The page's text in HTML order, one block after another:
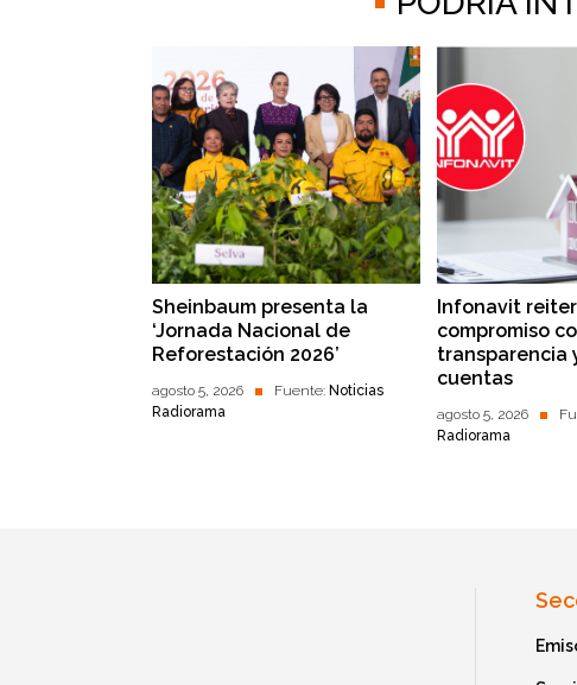
Sheinbaum presenta la
‘Jornada Nacional de
Reforestación 2026’
agosto 5, 2026 Fuente: Noticias
Radiorama
Infonavit
compromiso
transparencia
cuentas
agosto 5, 2026
Radiorama